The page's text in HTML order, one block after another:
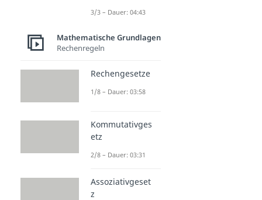
3/3 – Dauer: 04:43
Mathematische Grundlagen
Rechenregeln
Rechengesetze
1/8 – Dauer: 03:58
Kommutativges
etz
2/8 – Dauer: 03:31
Assoziativgeset
z